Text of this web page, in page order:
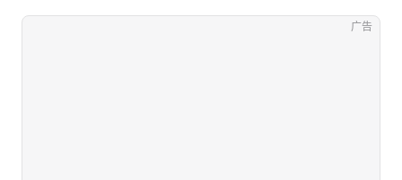
广告